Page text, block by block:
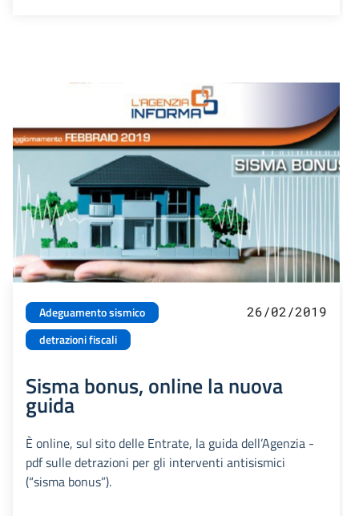
Adeguamento sismico
detrazioni fiscali
26/02/2019
Sisma bonus, online la nuova
guida
È online, sul sito delle Entrate, la guida dell’Agenzia -
pdf sulle detrazioni per gli interventi antisismici
(“sisma bonus”).